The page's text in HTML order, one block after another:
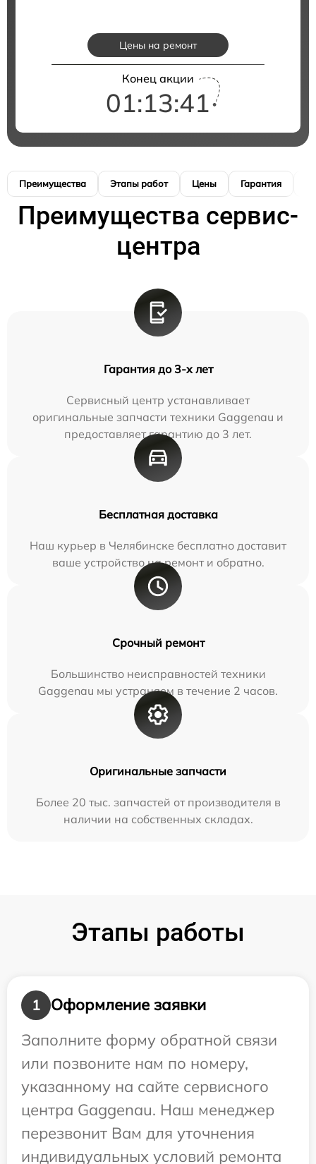
Цены на ремонт
Конец акции
01:13:41
Преимущества Этапы работ Цены Гарантия
Преимущества сервис-
центра
Гарантия до 3-х лет
Сервисный центр устанавливает
оригинальные запчасти техники Gaggenau и
предоставляет гарантию до 3 лет.
Бесплатная доставка
Наш курьер в Челябинске бесплатно доставит
ваше устройство на ремонт и обратно.
Срочный ремонт
Большинство неисправностей техники
Gaggenau мы устраняем в течение 2 часов.
Оригинальные запчасти
Более 20 тыс. запчастей от производителя в
наличии на собственных складах.
Этапы работы
1
Оформление заявки
Заполните форму обратной связи
или позвоните нам по номеру,
указанному на сайте сервисного
центра Gaggenau. Наш менеджер
перезвонит Вам для уточнения
индивидуальных условий ремонта